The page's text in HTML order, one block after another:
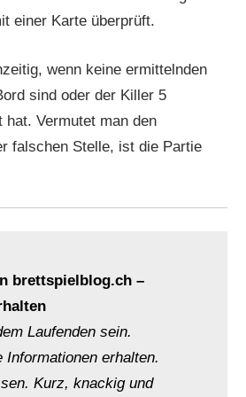
einer Karte überprüft.
wenn keine ermittelnden
sind oder der Killer 5
Vermutet man den
falschen Stelle, ist die Partie
brettspielblog.ch –
Laufenden sein.
Informationen erhalten.
Kurz, knackig und